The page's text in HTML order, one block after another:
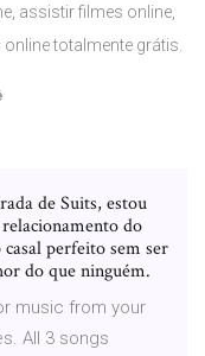
assistir filmes online,
totalmente grátis.
de Suits, estou
do
perfeito sem ser
do que ninguém.
music from your
All 3 songs